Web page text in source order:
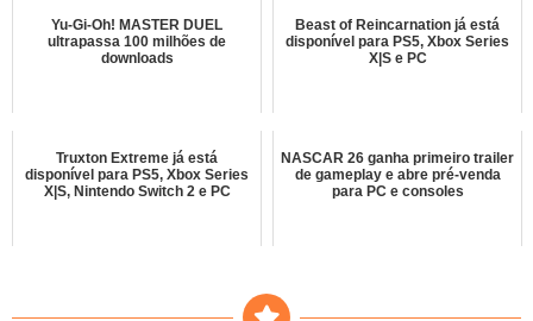
Yu-Gi-Oh! MASTER DUEL
ultrapassa 100 milhões de
downloads
Beast of Reincarnation já está
disponível para PS5, Xbox Series
X|S e PC
Truxton Extreme já está
disponível para PS5, Xbox Series
X|S, Nintendo Switch 2 e PC
NASCAR 26 ganha primeiro trailer
de gameplay e abre pré-venda
para PC e consoles